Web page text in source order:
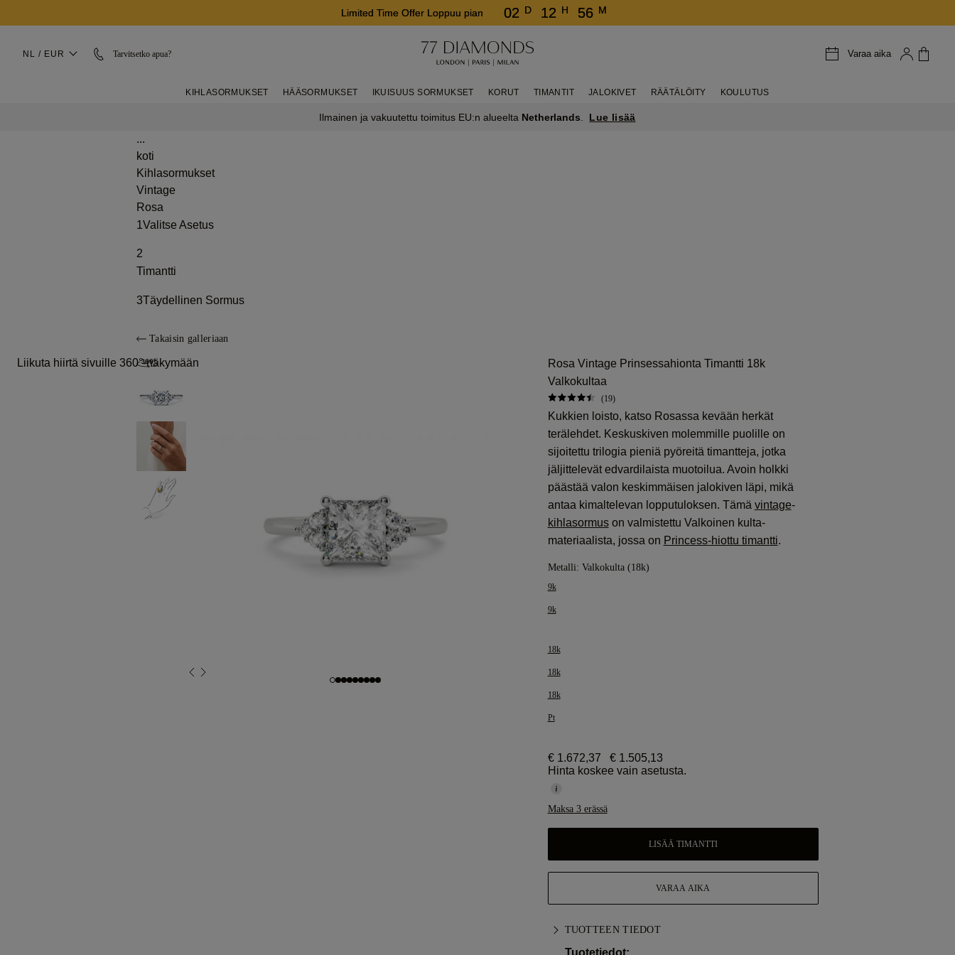
Limited Time Offer Loppuu pian 02 D 12 H 56 M
NL / EUR Tarvitsetko apua? Varaa aika
KIHLASORMUKSET HÄÄSORMUKSET IKUISUUS SORMUKSET KORUT TIMANTIT JALOKIVET RÄÄTÄLÖITY KOULUTUS
Ilmainen ja vakuutettu toimitus EU:n alueelta Netherlands Lue lisää
...
koti
Kihlasormukset
Vintage
Rosa
1Valitse Asetus
2
Timantti
3Täydellinen Sormus
Takaisin galleriaan
Liikuta hiirtä sivuille 360°-näkymään
Rosa Vintage Prinsessahionta Timantti 18k
Valkokultaa
(19)
Kukkien loisto, katso Rosassa kevään herkät
terälehdet. Keskuskiven molemmille puolille on
sijoitettu trilogia pieniä pyöreitä timantteja, jotka
jäljittelevät edvardilaista muotoilua. Avoin holkki
päästää valon keskimmäisen jalokiven läpi, mikä
antaa kimaltelevan lopputuloksen. Tämä vintage-
kihlasormuson valmistettu Valkoinen kulta-
materiaalista, jossa on Princess-hiottu timantti.
Metalli: Valkokulta (18k)
9k
9k
18k
18k
18k
Pt
€ 1.672,37
€ 1.505,13
Hinta koskee vain asetusta.
Maksa 3 erässä
LISÄÄ TIMANTTI
VARAA AIKA
TUOTTEEN TIEDOT
Tuotetiedot: